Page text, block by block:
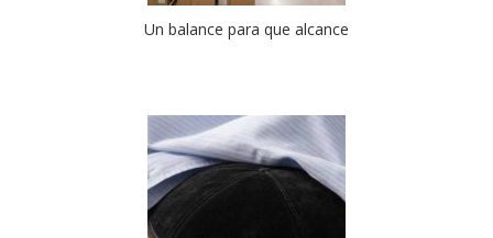
Un balance para que alcance